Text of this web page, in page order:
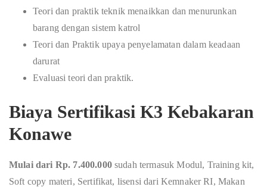
Teori dan praktik teknik menaikkan dan menurunkan
barang dengan sistem katrol
Teori dan Praktik upaya penyelamatan dalam keadaan
darurat
Evaluasi teori dan praktik.
Biaya Sertifikasi K3 Kebakaran
Konawe
Mulai dari Rp. 7.400.000 sudah termasuk Modul, Training kit,
Soft copy materi, Sertifikat, lisensi dari Kemnaker RI, Makan